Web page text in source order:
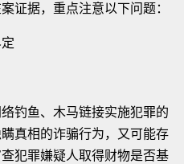
证据，重点注意以下问题：
钓鱼、木马链接实施犯罪的
真相的诈骗行为，又可能存
犯罪嫌疑人取得财物是否基